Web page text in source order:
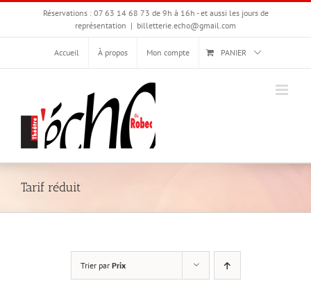
Passer
Réservations : 07 63 14 68 73 de 9h à 16h - et aussi les jours de
représentation | billetterie.echo@gmail.com
Accueil À propos Mon compte PANIER
Tarif réduit
Trier par Prix